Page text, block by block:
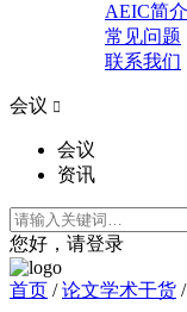
AEIC简介
常见问题
联系我们
会议 
会议
资讯
您好，请登录
首页 / 论文学术干货 /